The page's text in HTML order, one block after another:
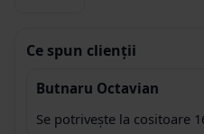
Ce spun clienții
Butnaru Octavian
Se potrivește la cositoare